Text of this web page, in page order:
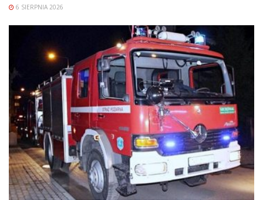
6 SIERPNIA 2026